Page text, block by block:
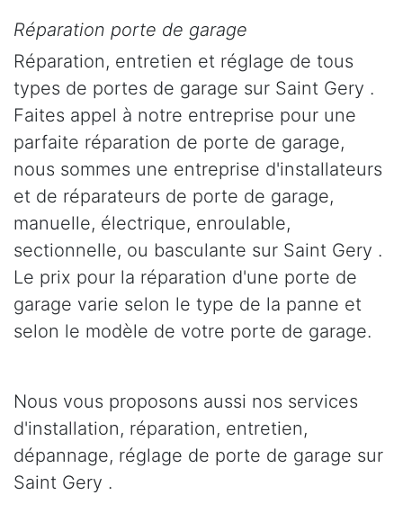
Réparation porte de garage
Réparation, entretien et réglage de tous
types de portes de garage sur Saint Gery .
Faites appel à notre entreprise pour une
parfaite réparation de porte de garage,
nous sommes une entreprise d'installateurs
et de réparateurs de porte de garage,
manuelle, électrique, enroulable,
sectionnelle, ou basculante sur Saint Gery .
Le prix pour la réparation d'une porte de
garage varie selon le type de la panne et
selon le modèle de votre porte de garage.
Nous vous proposons aussi nos services
d'installation, réparation, entretien,
dépannage, réglage de porte de garage sur
Saint Gery .